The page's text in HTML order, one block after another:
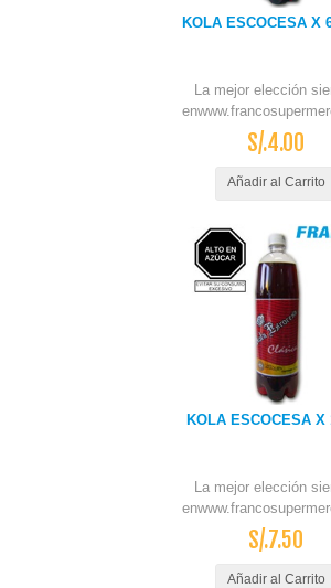
KOLA ESCOCESA X
La mejor elección
S/.4.00
Añadir al Carrito
KOLA ESCOCESA X
La mejor elección
S/.7.50
Añadir al Carrito